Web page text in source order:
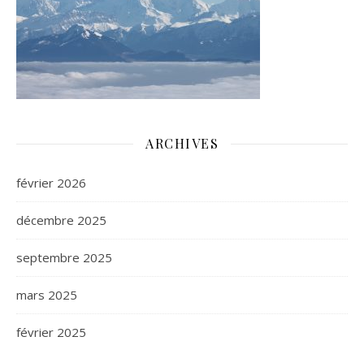
ARCHIVES
février 2026
décembre 2025
septembre 2025
mars 2025
février 2025